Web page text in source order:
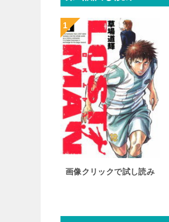
画像クリックで試し読み